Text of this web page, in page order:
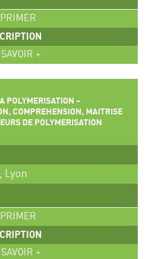
+
POLYMERISATION –
COMPREHENSION, MAITRISE
DE POLYMERISATION
Lyon
+